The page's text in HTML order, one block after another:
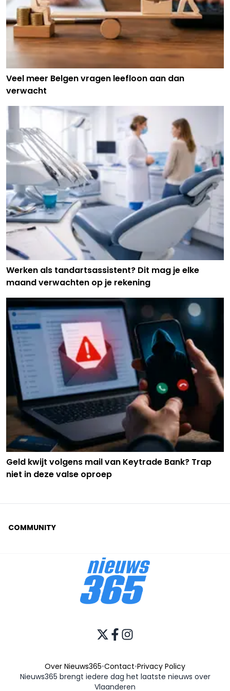
Veel meer Belgen vragen leefloon aan dan
verwacht
Werken als tandartsassistent? Dit mag je elke
maand verwachten op je rekening
Geld kwijt volgens mail van Keytrade Bank? Trap
niet in deze valse oproep
COMMUNITY
Over Nieuws365•Contact•Privacy Policy
Nieuws365 brengt iedere dag het laatste nieuws over
Vlaanderen